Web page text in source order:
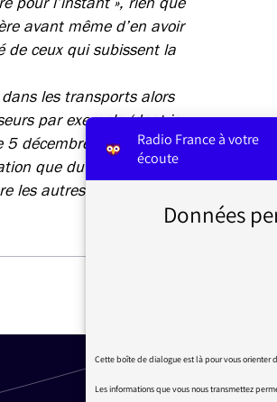
avant même d’en avoir
de ceux qui subissent la
les transports alors
par exemple (dont je
5 décembre depuis un
que du point de vue
les autres professions.
Radio France à votre
écoute
Données
Cette boîte de dialogue est là pour vous orienter
Les informations que vous nous transmettez